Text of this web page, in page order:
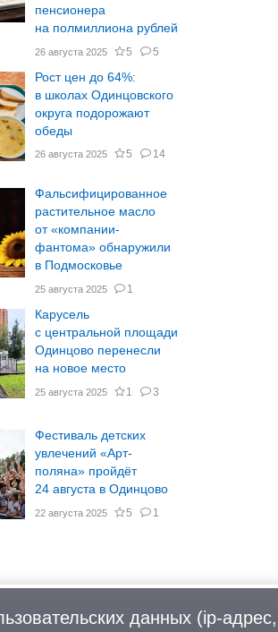
пенсионера
на полмиллиона рублей
26 августа 2025 5 5
Рост цен до 64%:
в школах Одинцовского
округа подорожают
обеды
26 августа 2025 5 14
Фальсифицированное
растительное масло
от «компании-
фантома» обнаружили
в Подмосковье
25 августа 2025 1
Карусель
с центральной площади
Одинцово перенесли
на новое место
25 августа 2025 1 3
Фестиваль детских
увлечений «Арт-
поляна» пройдёт
24 августа в Одинцово
22 августа 2025 5 1
данных (ip-